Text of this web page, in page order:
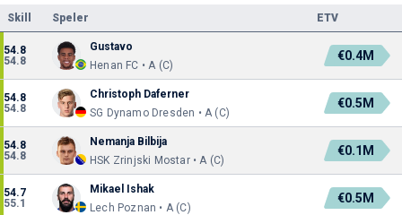
Skill Speler ETV
54.8
54.8
Gustavo
Henan FC • A (C)
€0.4M
54.8
54.8
Christoph Daferner
SG Dynamo Dresden • A (C)
€0.5M
54.8
54.8
Nemanja Bilbija
HSK Zrinjski Mostar • A (C)
€0.1M
54.7
55.1
Mikael Ishak
Lech Poznan • A (C)
€0.5M